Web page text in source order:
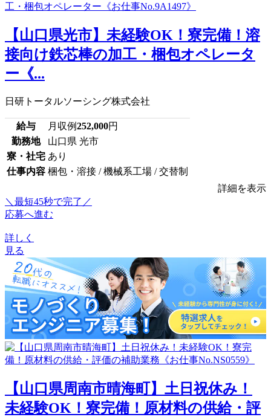
【山口県光市】未経験OK！寮完備！溶
接向け鉄芯棒の加工・梱包オペレータ
ー《...
日研トータルソーシング株式会社
給与 月収例252,000円
勤務地
山口県 光市
寮・社宅 あり
仕事内容 梱包・溶接 / 機械系工場 / 交替制
詳細を表示
＼最短45秒で完了／
応募へ進む
詳しく
見る
【山口県周南市晴海町】土日祝休み！
未経験OK！寮完備！原材料の供給・評